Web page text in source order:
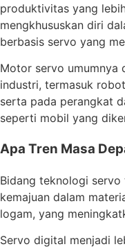
produktivitas yang
mengkhususkan diri
berbasis servo yang
Motor servo umumnya
industri, termasuk
serta pada perangkat
seperti mobil yang
Apa Tren Masa
Bidang teknologi
kemajuan dalam
logam, yang
Servo digital menjadi